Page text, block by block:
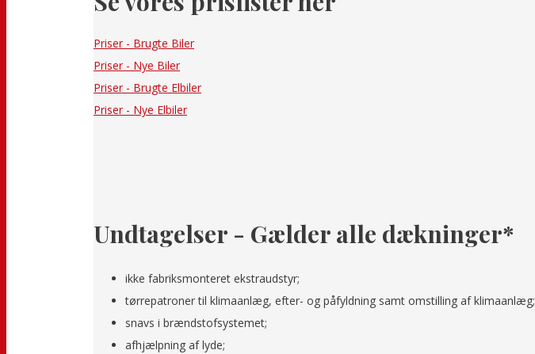
Priser - Brugte Biler
Priser - Nye Biler
Priser - Brugte Elbiler
Priser - Nye Elbiler
Undtagelser - Gælder alle dækninger*
ikke fabriksmonteret ekstraudstyr;
tørrepatroner til klimaanlæg, efter- og påfyldning samt omstilling af klimaanlæg;
snavs i brændstofsystemet;
afhjælpning af lyde;